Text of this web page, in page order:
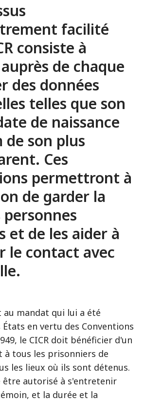
facilité
consiste à
de chaque
des données
telles que son
de naissance
de son plus
Ces
permettront à
de garder la
et de les aider à
le contact avec
mandat qui lui a été
en vertu des Conventions
le CICR doit bénéficier d'un
à tous les prisonniers de
les lieux où ils sont détenus.
autorisé à s'entretenir
et la durée et la